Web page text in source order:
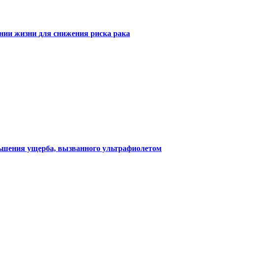
жизни для снижения риска рака
ущерба, вызванного ультрафиолетом